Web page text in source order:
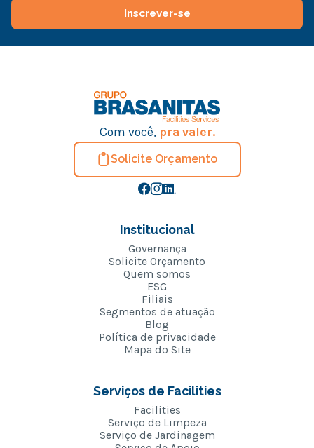
Inscrever-se
Com você, pra valer.
Solicite Orçamento
Institucional
Governança
Solicite Orçamento
Quem somos
ESG
Filiais
Segmentos de atuação
Blog
Política de privacidade
Mapa do Site
Serviços de Facilities
Facilities
Serviço de Limpeza
Serviço de Jardinagem